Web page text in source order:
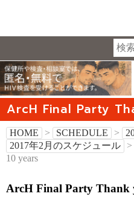
ArcH Final Party
HOME > SCHEDULE >
2017年2月のスケジュール
10 years
ArcH Final Party Thank